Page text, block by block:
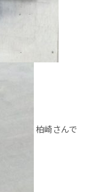
柏崎さんで